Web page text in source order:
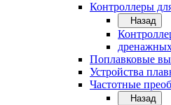
Контроллеры
Назад
Поплавковые
Устройства
Частотные
Назад